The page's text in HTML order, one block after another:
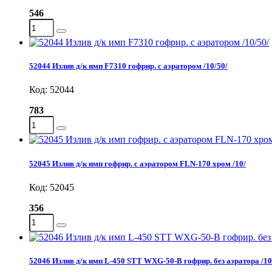
546
52044 Излив д/к имп F7310 гофрир. c аэратором /10/50/
Код: 52044
783
52045 Излив д/к имп гофрир. c аэратором FLN-170 хром /10/
Код: 52045
356
52046 Излив д/к имп L-450 STT WXG-50-B гофрир. без аэратора /